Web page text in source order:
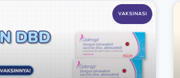
VAKSINASI